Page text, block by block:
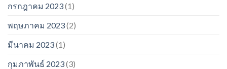
กรกฎาคม 2023(1)
พฤษภาคม 2023(2)
มีนาคม 2023(1)
กุมภาพันธ์ 2023(3)